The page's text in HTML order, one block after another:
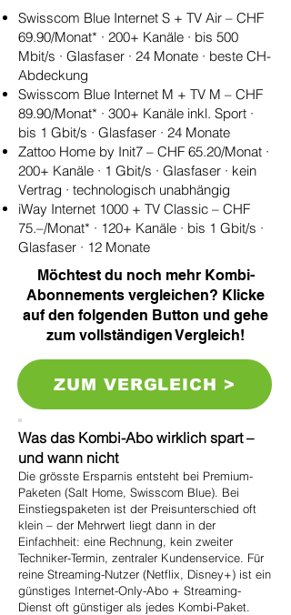
Swisscom Blue Internet S + TV Air – CHF
69.90/Monat* · 200+ Kanäle · bis 500
Mbit/s · Glasfaser · 24 Monate · beste CH-
Abdeckung
Swisscom Blue Internet M + TV M – CHF
89.90/Monat* · 300+ Kanäle inkl. Sport ·
bis 1 Gbit/s · Glasfaser · 24 Monate
Zattoo Home by Init7 – CHF 65.20/Monat ·
200+ Kanäle · 1 Gbit/s · Glasfaser · kein
Vertrag · technologisch unabhängig
iWay Internet 1000 + TV Classic – CHF
75.–/Monat* · 120+ Kanäle · bis 1 Gbit/s ·
Glasfaser · 12 Monate
Möchtest du noch mehr Kombi-
Abonnements vergleichen? Klicke
auf den folgenden Button und gehe
zum vollständigen Vergleich!
ZUM VERGLEICH >
Was das Kombi-Abo wirklich spart –
und wann nicht
Die grösste Ersparnis entsteht bei Premium-
Paketen (Salt Home, Swisscom Blue). Bei
Einstiegspaketen ist der Preisunterschied oft
klein – der Mehrwert liegt dann in der
Einfachheit: eine Rechnung, kein zweiter
Techniker-Termin, zentraler Kundenservice. Für
reine Streaming-Nutzer (Netflix, Disney+) ist ein
günstiges Internet-Only-Abo + Streaming-
Dienst oft günstiger als jedes Kombi-Paket.